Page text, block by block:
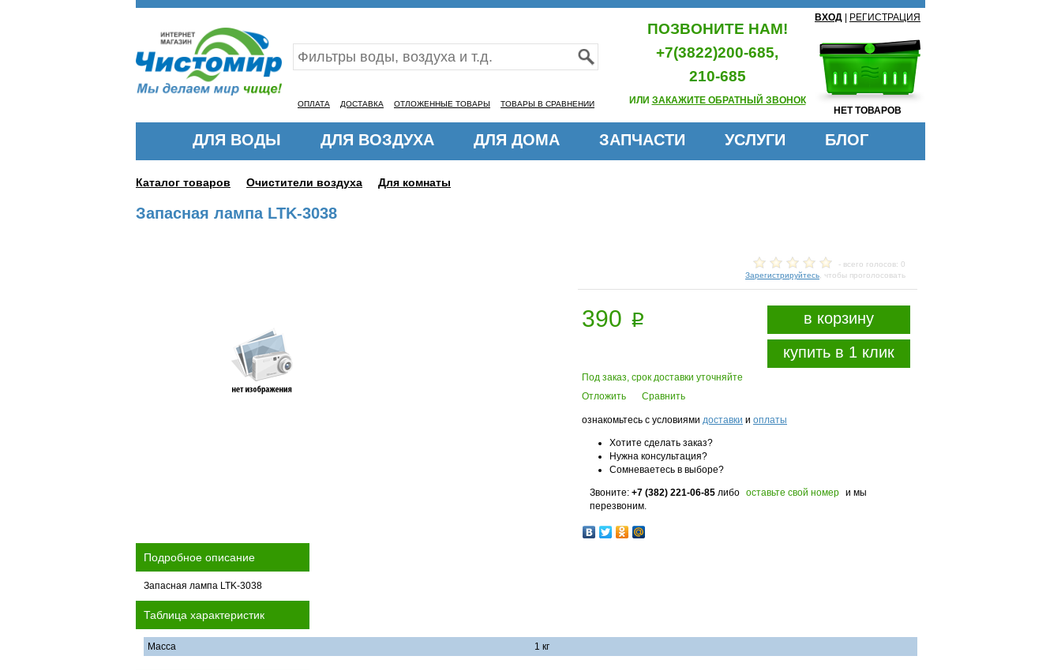
ОПЛАТА ДОСТАВКА ОТЛОЖЕННЫЕ ТОВАРЫ ТОВАРЫ В СРАВНЕНИИ
ПОЗВОНИТЕ НАМ!
+7(3822)200-685,
210-685
ИЛИ ЗАКАЖИТЕ ОБРАТНЫЙ ЗВОНОК
ВХОД РЕГИСТРАЦИЯ
НЕТ ТОВАРОВ
ДЛЯ ВОДЫ ДЛЯ ВОЗДУХА ДЛЯ ДОМА ЗАПЧАСТИ УСЛУГИ БЛОГ
Каталог товаров Очистители воздуха Для комнаты
Запасная лампа LTK-3038
- всего голосов: 0
Зарегистрируйтесь , чтобы проголосовать
390 p
в корзину
купить в 1 клик
Под заказ, срок доставки уточняйте
Отложить
Сравнить
ознакомьтесь с условиями доставки и оплаты
Хотите сделать заказ?
Нужна консультация?
Сомневаетесь в выборе?
Звоните: +7 (382) 221-06-85 либо оставьте свой номер и мы
перезвоним.
Подробное описание
Запасная лампа LTK-3038
Таблица характеристик
Масса 1 кг